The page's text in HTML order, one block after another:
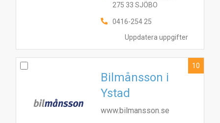
Uppdatera uppgifter
275 33 SJÖBO
0416-254 25
Bilmånsson i
Ystad
www.bilmansson.se
10